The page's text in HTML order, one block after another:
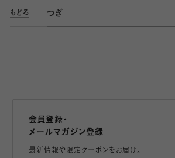
もどる つぎ
会員登録・
メールマガジン登録
最新情報や限定クーポンをお届け。